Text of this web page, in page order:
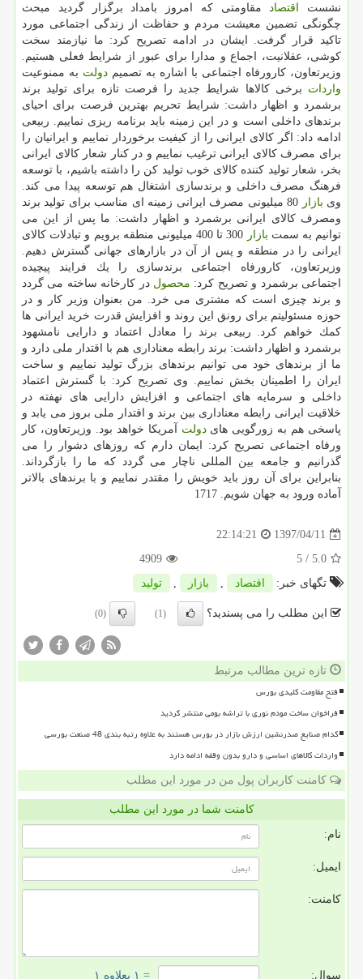
نشست اقتصاد
مقاومتی كه امروز بامداد برگزار گردید مبحث
چگونگی تضمین معیشت مردم و حفاظت از زندگی اجتماعی مورد
تاكید قرار گرفت. ایشان در ادامه تصریح كرد: ما نیازمند سخت
كوشی، عقلانیت، اجماع و مدارا برای عبور از شرایط فعلی هستیم.
وزیرتعاون، كارورفاه اجتماعی با اشاره به تصمیم دولت به ممنوعیت
واردات برخی كالاها شرایط جدید را فرصت تازه برای تولید برند
برشمرد و اظهار داشت: شرایط تحریم بهترین فرصت برای احیای
برندهای داخلی است و در این زمینه باید برنامه ریزی نماییم. ربیعی
ادامه داد: اگر كالای ایرانی را از كیفیت برخوردار نماییم و ایرانیان را
برای مصرف كالای ایرانی ترغیب نماییم و در كنار شعار كالای ایرانی
بخر، شعار تولید كننده كالای خوب تولید كن را داشته باشیم، با توسعه
فرهنگ مصرف داخلی و برندسازی اشتغال هم توسعه پیدا می كند.
وی بازار
80 میلیونی مصرف ایرانی زمینه ای مناسب برای تولید برند
ومصرف كالای ایرانی برشمرد و اظهار داشت: ما پس از این می
توانیم به سمت بازار
300 تا 400 میلیونی منطقه برویم و تبادلات كالای
ایرانی را در منطقه و پس از آن در بازارهای جهانی گسترش دهیم.
وزیرتعاون، كارورفاه اجتماعی برندسازی را یك فرایند پیچیده
اجتماعی برشمرد و تصریح كرد: محصول در كارخانه ساخته می گردد
و برند چیزی است كه مشتری می خرد. من بعنوان وزیر كار و در
حوزه مسئولیتم برای رونق این روند و افزایش قدرت خرید ایرانی ها
كمك خواهم كرد. ربیعی برند را معادل اعتماد و دارایی نامشهود
برشمرد و اظهار داشت: برند رابطه معناداری هم با اقتدار ملی دارد و
ما از برندهای خود می توانیم برندهای بزرگ تولید نماییم و ساخت
ایران را اطمینان بخش نماییم. وی تصریح كرد: با گسترش اعتماد
داخلی و سرمایه های اجتماعی و افزایش دارایی های نهفته در
خلاقیت ایرانی رابطه معناداری بین برند و اقتدار ملی بروز می یابد و
پاسخی هم به زورگویی هایدولت آمریكا خواهد بود. وزیرتعاون، كار
ورفاه اجتماعی تصریح كرد: ایمان دارم كه روزهای دشوار را می
گذرانیم و جامعه بین المللی ناچار می گردد كه ما را بازگرداند.
بنابراین برای آن روز باید خویش را مقتدر نماییم و با برندهای بالاتر
آماده ورود به جهان شویم. 1717
1397/04/11
22:14:21
5.0
/ 5
4909
تگهای خبر:
اقتصاد , بازار , تولید
این مطلب را می پسندید؟ (1)
(0)
تازه ترین مطالب مرتبط
فتح مقاومت کلیدی بورس
فراخوان ساخت مودم نوری با تراشه بومی منتشر گردید
کدام صنایع صدرنشین ارزش بازار در بورس هستند به علاوه رتبه بندی 48 صنعت بورسی
واردات کالاهای اساسی و دارو بدون وقفه ادامه دارد
کامنت کاربران پول من در مورد این مطلب
کامنت شما در مورد این مطلب
نام:
ایمیل:
کامنت:
سوال: = ۱ بعلاوه ۱